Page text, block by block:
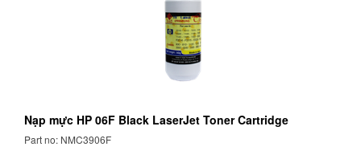
Nạp mực HP 06F Black LaserJet Toner Cartridge
Part no: NMC3906F